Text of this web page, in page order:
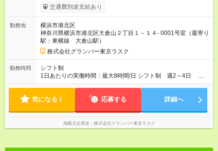
り 試用期間の長さ：3ヶ月 雇用形態、給与は本採用時と同じで
す。
交通費別途支給あり
勤務地
横浜市港北区
神奈川県横浜市港北区大倉山２丁目１－１４- 0001号室（最寄り
駅：東横線 大倉山駅）
株式会社グランバー東京ラスク
勤務時間
シフト制
1日あたりの実働時間：最大8時間/日 シフト制 週2～4日 営
業時間… 10:00～18:30 勤務時間… 4時間/日から勤務可 ※フル
気になる！ 応募する 詳細へ
掲載元企業名 株式会社グランバー東京ラスク